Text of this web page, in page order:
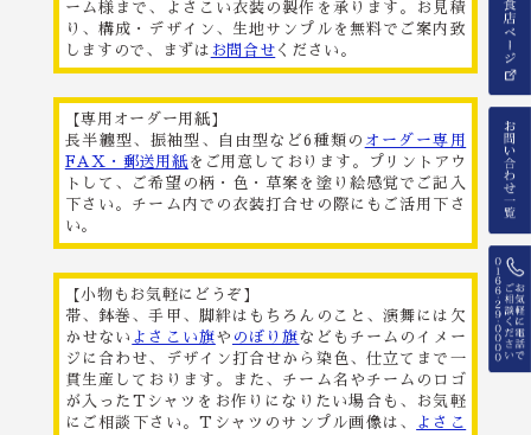
ーム様まで、よさこい衣装の製作を承ります。お見積
り、構成・デザイン、生地サンプルを無料でご案内致
しますので、まずは お問合せ ください。
【専用オーダー用紙】
長半纏型、振袖型、自由型など6種類の オーダー専用
FAX・郵送用紙 をご用意しております。プリントアウ
トして、ご希望の柄・色・草案を塗り絵感覚でご記入
下さい。チーム内での衣装打合せの際にもご活用下さ
い。
【小物もお気軽にどうぞ】
帯、鉢巻、手甲、脚絆はもちろんのこと、演舞には欠
かせない よさこい旗や のぼり旗などもチームのイメー
ジに合わせ、デザイン打合せから染色、仕立てまで一
貫生産しております。また、チーム名やチームのロゴ
が入ったTシャツをお作りになりたい場合も、お気軽
にご相談下さい。Tシャツのサンプル画像は、
よさこ